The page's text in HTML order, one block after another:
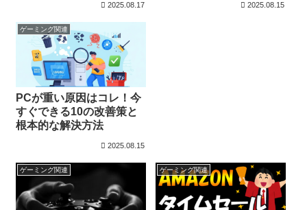
2025.08.17 2025.08.15
ゲーミング関連
PCが重い原因はコレ！今
すぐできる10の改善策と
根本的な解決方法
2025.08.15
ゲーミング関連 ゲーミング関連